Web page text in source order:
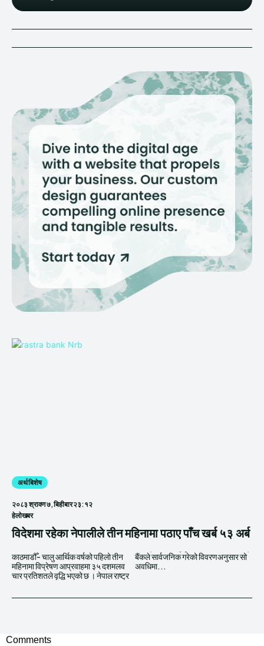
अर्थ बिशेष
२०८३ श्रावण ७, बिहीबार २३:१२
हेलाेखबर
विदेशमा रहेका नेपालीले तीन महिनामा पठाए पाँच खर्ब ५३ अर्ब
काठमाडौँ- चालु आर्थिक वर्षको पहिलो तीन
महिनामा विप्रेषण आप्रवाहमा ३५ दशमलव
चार प्रतिशतले वृद्धि भएको छ । नेपाल राष्ट्र
बैंकले सार्वजनिक गरेको विवरणअनुसार सो
अवधिमा...
Comments